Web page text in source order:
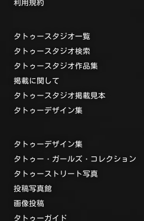
利用規約
タトゥースタジオ一覧
タトゥースタジオ検索
タトゥースタジオ作品集
掲載に関して
タトゥースタジオ掲載見本
タトゥーデザイン集
タトゥーデザイン集
タトゥー・ガールズ・コレクション
タトゥーストリート写真
投稿写真館
画像投稿
タトゥーガイド